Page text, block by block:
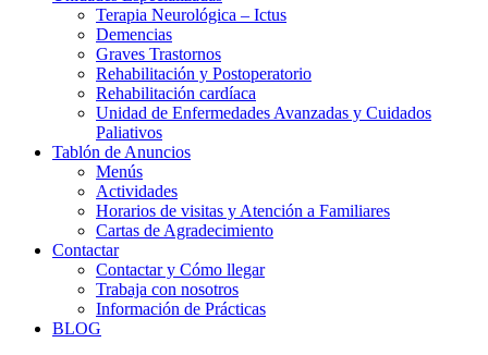
Terapia Neurológica – Ictus
Demencias
Graves Trastornos
Rehabilitación y Postoperatorio
Rehabilitación cardíaca
Unidad de Enfermedades Avanzadas y Cuidados
Paliativos
Tablón de Anuncios
Menús
Actividades
Horarios de visitas y Atención a Familiares
Cartas de Agradecimiento
Contactar
Contactar y Cómo llegar
Trabaja con nosotros
Información de Prácticas
BLOG